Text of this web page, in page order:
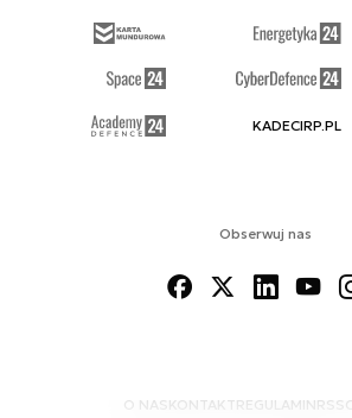
Obserwuj nas
O NAS KONTAKTREGULAMINRSS
KADECIRP.PL